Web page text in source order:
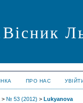
Вісник
ПРО НАС
> № 53 (2012) >Lukyanova